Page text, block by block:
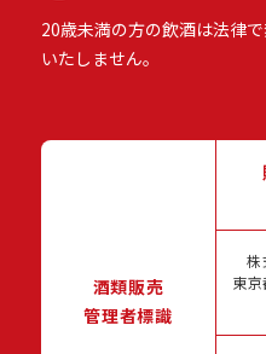
20歳未満の方の飲酒は法律
いたしません。
酒類販売
管理者標識
株
東